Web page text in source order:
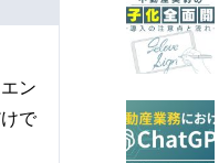
ン
で